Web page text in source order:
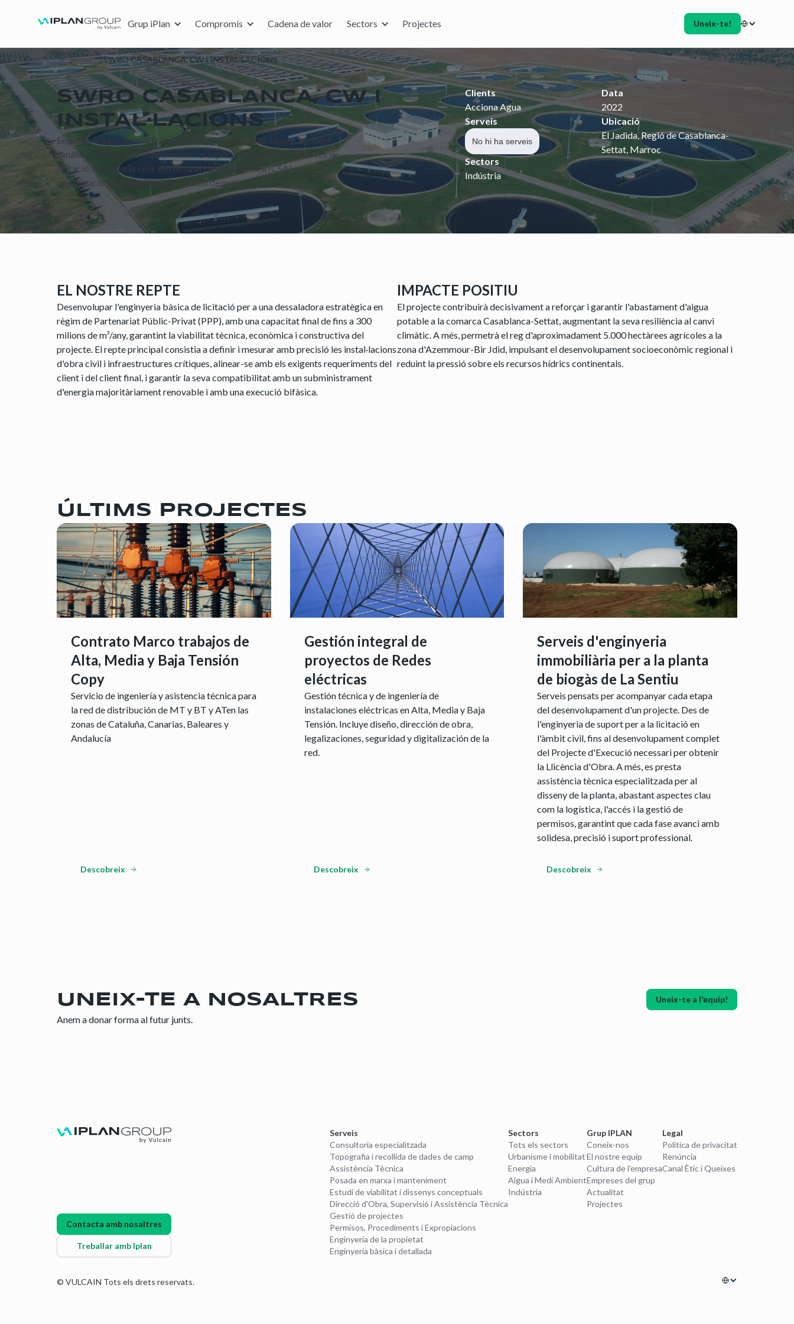
Grup iPlan Compromís Cadena de valor Sectors Projectes Uneix-te!
Inici Projectes SWRO CASABLANCA, CW I INSTAL·LACIONS
SWRO CASABLANCA, CW I
INSTAL·LACIONS
Enginyeria bàsica per a la licitació d'obra civil i Instal·lacions, incloent
l'anàlisi CAPEX, l'MTO preliminar i el suport tècnic durant el procés de
licitació. Enginyeria civil, estructural i arquitectònica (CSA),
coordinació multidisciplinària i gestió de projectes.
Clients
Acciona Agua
Serveis
No hi ha serveis
Sectors
Indústria
Data
2022
Ubicació
El Jadida, Regió de Casablanca-
Settat, Marroc
EL NOSTRE REPTE
Desenvolupar l'enginyeria bàsica de licitació per a una dessaladora estratègica en
règim de Partenariat Públic-Privat (PPP), amb una capacitat final de fins a 300
milions de m³/any, garantint la viabilitat tècnica, econòmica i constructiva del
projecte. El repte principal consistia a definir i mesurar amb precisió les instal·lacions
d'obra civil i infraestructures crítiques, alinear-se amb els exigents requeriments del
client i del client final, i garantir la seva compatibilitat amb un subministrament
d'energia majoritàriament renovable i amb una execució bifàsica.
IMPACTE POSITIU
El projecte contribuirà decisivament a reforçar i garantir l'abastament d'aigua
potable a la comarca Casablanca-Settat, augmentant la seva resiliència al canvi
climàtic. A més, permetrà el reg d'aproximadament 5.000 hectàrees agrícoles a la
zona d'Azemmour-Bir Jdid, impulsant el desenvolupament socioeconòmic regional i
reduint la pressió sobre els recursos hídrics continentals.
ÚLTIMS PROJECTES
Contrato Marco trabajos de
Alta, Media y Baja Tensión
Copy
Servicio de ingeniería y asistencia técnica para
la red de distribución de MT y BT y ATen las
zonas de Cataluña, Canarias, Baleares y
Andalucía
Descobreix
Gestión integral de
proyectos de Redes
eléctricas
Gestión técnica y de ingeniería de
instalaciones eléctricas en Alta, Media y Baja
Tensión. Incluye diseño, dirección de obra,
legalizaciones, seguridad y digitalización de la
red.
Descobreix
Serveis d'enginyeria
immobiliària per a la planta
de biogàs de La Sentiu
Serveis pensats per acompanyar cada etapa
del desenvolupament d'un projecte. Des de
l'enginyeria de suport per a la licitació en
l'àmbit civil, fins al desenvolupament complet
del Projecte d'Execució necessari per obtenir
la Llicència d'Obra. A més, es presta
assistència tècnica especialitzada per al
disseny de la planta, abastant aspectes clau
com la logística, l'accés i la gestió de
permisos, garantint que cada fase avanci amb
solidesa, precisió i suport professional.
Descobreix
UNEIX-TE A NOSALTRES
Anem a donar forma al futur junts.
Uneix-te a l'equip!
Contacta amb nosaltres
Treballar amb Iplan
Serveis
Consultoria especialitzada
Topografia i recollida de dades de camp
Assistència Tècnica
Posada en marxa i manteniment
Estudi de viabilitat i dissenys conceptuals
Direcció d'Obra, Supervisió i Assistència Tècnica
Gestió de projectes
Permisos, Procediments i Expropiacions
Enginyeria de la propietat
Enginyeria bàsica i detallada
Sectors
Tots els sectors
Urbanisme i mobilitat
Energia
Aigua i Medi Ambient
Indústria
Grup IPLAN
Coneix-nos
El nostre equip
Cultura de l'empresa
Empreses del grup
Actualitat
Projectes
Legal
Política de privacitat
Renúncia
Canal Ètic i Queixes
© VULCAIN Tots els drets reservats.